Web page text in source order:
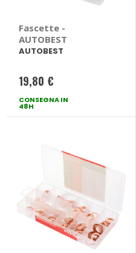
Fascette -
AUTOBEST
AUTOBEST
19,80 €
CONSEGNA IN
48H